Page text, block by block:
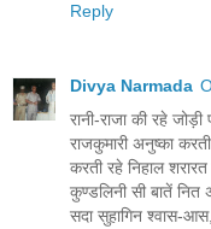
Reply
Divya Narmada
रानी-राजा की रहे
राजकुमारी अनुष्का
करती रहे निहाल
कुण्डलिनी सी बातें नित
सदा सुहागिन श्वास-आस,